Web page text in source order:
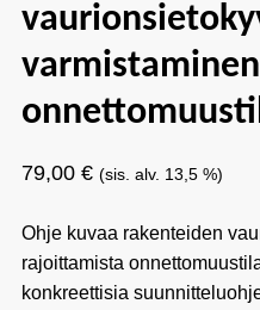
varmistaminen
79,00 € (sis. alv. 13,5 %)
Ohje kuvaa rakenteiden
rajoittamista
konkreettisia